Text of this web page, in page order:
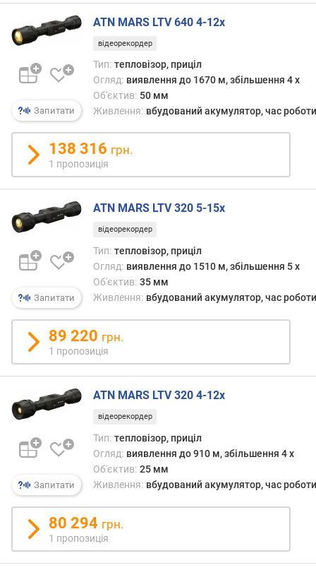
н
1
0
м
м
)
п
о
к
л
і
н
я
О
д
а
е
т
о
б
є
к
т
и
в
а
Запитати
ATN MARS LTV 640 4-12x
відеорекордер
Тип: тепловізор, приціл
Огляд: виявлення до 1670 м, збільшення 4 x
Об'єктив: 50 мм
Живлення: вбудований акумулятор, час
138 316 грн.
1 пропозиція
Запитати
ATN MARS LTV 320 5-15x
відеорекордер
Тип: тепловізор, приціл
Огляд: виявлення до 1510 м, збільшення 5 x
Об'єктив: 35 мм
Живлення: вбудований акумулятор, час
89 220 грн.
1 пропозиція
Запитати
ATN MARS LTV 320 4-12x
відеорекордер
Тип: тепловізор, приціл
Огляд: виявлення до 910 м, збільшення 4 x
Об'єктив: 25 мм
Живлення: вбудований акумулятор, час
80 294 грн.
1 пропозиція